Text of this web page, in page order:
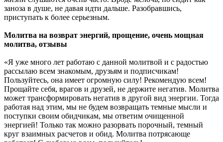
заноза в душе, не давая идти дальше. Разобравшись,
приступать к более серьезным.
Молитва на возврат энергий, прощение, очень мощная
молитва, отзывы
«Я уже много лет работаю с данной молитвой и с радостью
рассылаю всем знакомым, друзьям и подписчикам!
Пользуйтесь, она имеет огромную силу! Рекомендую всем!
Прощайте себя, врагов и друзей, не держите негатив. Молитва
может трансформировать негатив в другой вид энергии. Тогда
работая над этим, мы не будем возвращать темные мысли и
поступки своим обидчикам, мы ответим очищенной
энергией! Только так можно разорвать порочный, темный
круг взаимных расчетов и обид. Молитва потрясающе